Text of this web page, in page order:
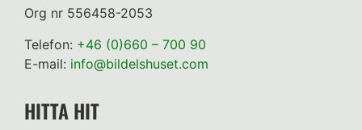
Org nr 556458-2053
Telefon: +46 (0)660 – 700 90
E-mail: info@bildelshuset.com
HITTA HIT